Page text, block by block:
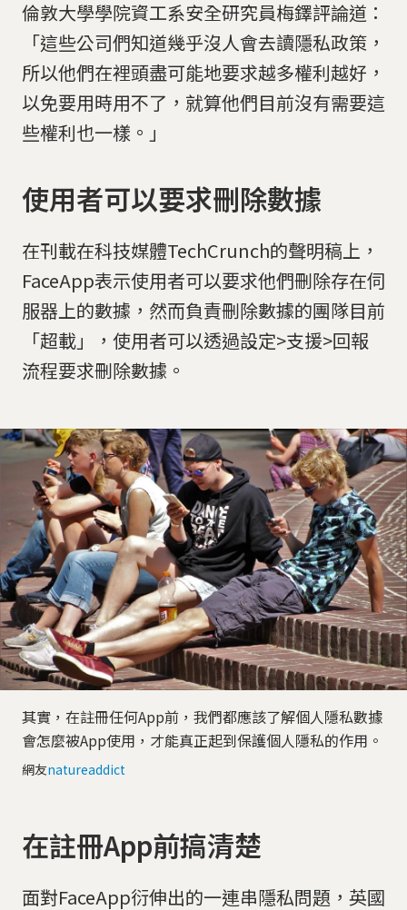
倫敦大學學院資工系安全研究員梅鐸評論道：
「這些公司們知道幾乎沒人會去讀隱私政策，
所以他們在裡頭盡可能地要求越多權利越好，
以免要用時用不了，就算他們目前沒有需要這
些權利也一樣。」
使用者可以要求刪除數據
在刊載在科技媒體TechCrunch的聲明稿上，
FaceApp表示使用者可以要求他們刪除存在伺
服器上的數據，然而負責刪除數據的團隊目前
「超載」，使用者可以透過設定>支援>回報
流程要求刪除數據。
其實，在註冊任何App前，我們都應該了解個人隱私數據
會怎麼被App使用，才能真正起到保護個人隱私的作用。
網友natureaddict
在註冊App前搞清楚
面對FaceApp衍伸出的一連串隱私問題，英國